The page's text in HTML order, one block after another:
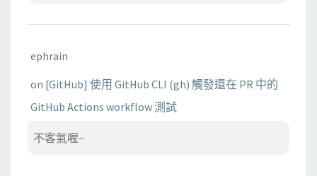
ephrain
on [GitHub] 使用 GitHub CLI (gh) 觸發還在 PR 中的
GitHub Actions workflow 測試
不客氣喔~